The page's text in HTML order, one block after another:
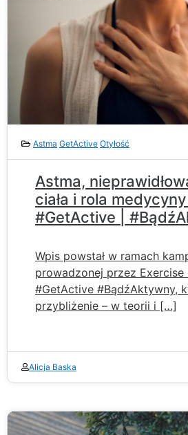
Astma GetActive Otyłość
Astma,
ciała i rola
#GetActive |
Wpis powstał w ramach
prowadzonej przez Exercise
#GetActive #BądźAktywny,
przybliżenie – w teorii i […]
Alicja Baska